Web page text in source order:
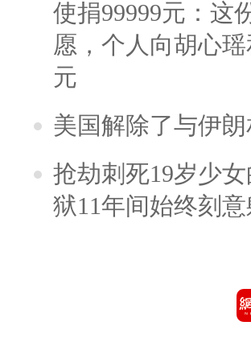
使捐99999元：这
愿，个人向胡心
元
美国解除了与伊
抢劫刺死19岁少
狱11年间始终刻